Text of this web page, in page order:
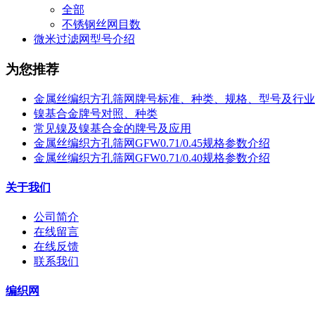
全部
不锈钢丝网目数
微米过滤网型号介绍
为您推荐
金属丝编织方孔筛网牌号标准、种类、规格、型号及行
镍基合金牌号对照、种类
常见镍及镍基合金的牌号及应用
金属丝编织方孔筛网GFW0.71/0.45规格参数介绍
金属丝编织方孔筛网GFW0.71/0.40规格参数介绍
关于我们
公司简介
在线留言
在线反馈
联系我们
编织网